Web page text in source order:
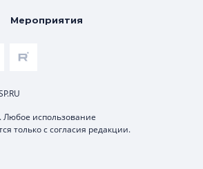
Мероприятия
использование
только с согласия редакции.